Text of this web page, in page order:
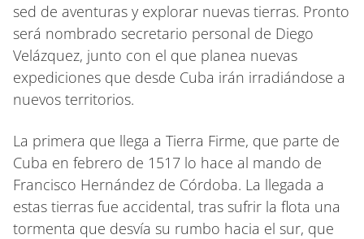
sed de aventuras y explorar nuevas tierras. Pronto
será nombrado secretario personal de Diego
Velázquez, junto con el que planea nuevas
expediciones que desde Cuba irán irradiándose a
nuevos territorios.
La primera que llega a Tierra Firme, que parte de
Cuba en febrero de 1517 lo hace al mando de
Francisco Hernández de Córdoba. La llegada a
estas tierras fue accidental, tras sufrir la flota una
tormenta que desvía su rumbo hacia el sur, que